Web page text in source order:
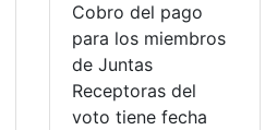
Cobro del pago
para los miembros
de Juntas
Receptoras del
voto tiene fecha